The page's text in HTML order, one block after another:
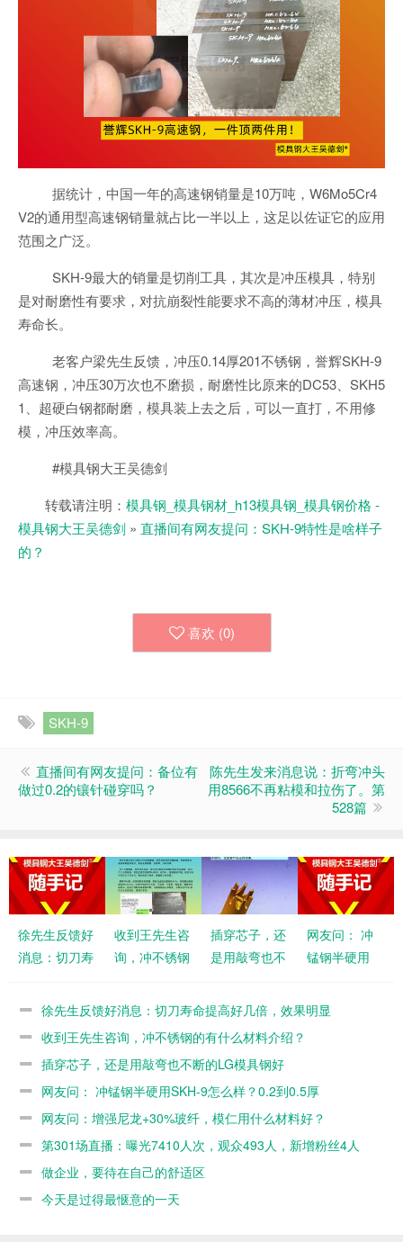
据统计，中国一年的高速钢销量是10万吨，W6Mo5Cr4
V2的通用型高速钢销量就占比一半以上，这足以佐证它的应用
范围之广泛。
SKH-9最大的销量是切削工具，其次是冲压模具，特别
是对耐磨性有要求，对抗崩裂性能要求不高的薄材冲压，模具
寿命长。
老客户梁先生反馈，冲压0.14厚201不锈钢，誉辉SKH-9
高速钢，冲压30万次也不磨损，耐磨性比原来的DC53、SKH5
1、超硬白钢都耐磨，模具装上去之后，可以一直打，不用修
模，冲压效率高。
#模具钢大王吴德剑
转载请注明： 模具钢_模具钢材_h13模具钢_模具钢价格 -
模具钢大王吴德剑 » 直播间有网友提问：SKH-9特性是啥样子
的？
喜欢 (0)
SKH-9
直播间有网友提问：备位有
做过0.2的镶针碰穿吗？
陈先生发来消息说：折弯冲头
用8566不再粘模和拉伤了。第
528篇
徐先生反馈好
消息：切刀寿
倍，效果明显
收到王先生咨
询，冲不锈钢
介绍？
插穿芯子，还
是用敲弯也不
钢好
网友问： 冲
锰钢半硬用
样？0.2到0.5
徐先生反馈好消息：切刀寿命提高好几倍，效果明显
收到王先生咨询，冲不锈钢的有什么材料介绍？
插穿芯子，还是用敲弯也不断的LG模具钢好
网友问： 冲锰钢半硬用SKH-9怎么样？0.2到0.5厚
网友问：增强尼龙+30%玻纤，模仁用什么材料好？
第301场直播：曝光7410人次，观众493人，新增粉丝4人
做企业，要待在自己的舒适区
今天是过得最惬意的一天